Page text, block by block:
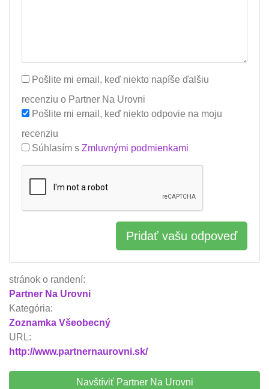
stránok o randení:
Partner Na Urovni
Kategória:
Zoznamka Všeobecný
URL:
http://www.partnernaurovni.sk/
Navštíviť Partner Na Urovni
Pošlite mi email, keď niekto napíše ďalšiu
recenziu o Partner Na Urovni
Pošlite mi email, keď niekto odpovie na moju
recenziu
Súhlasím s Zmluvnými podmienkami
Pridať vašu odpoveď